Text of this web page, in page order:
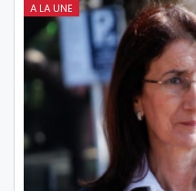
A LA UNE